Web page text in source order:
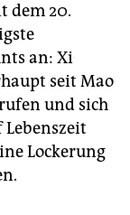
dem 20.
an: Xi
seit Mao
und sich
Lockerung